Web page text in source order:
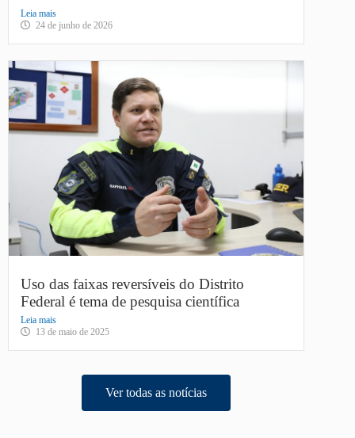
Leia mais
24 de junho de 2026
Uso das faixas reversíveis do Distrito
Federal é tema de pesquisa científica
Leia mais
13 de maio de 2025
Ver todas as notícias